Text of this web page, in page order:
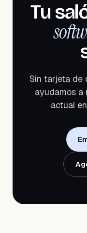
Tu
Sin tarjeta de
ayudamos a
actual